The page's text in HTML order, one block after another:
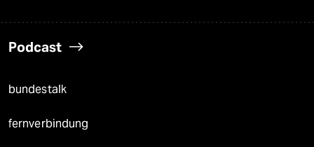
Podcast
bundestalk
fernverbindung